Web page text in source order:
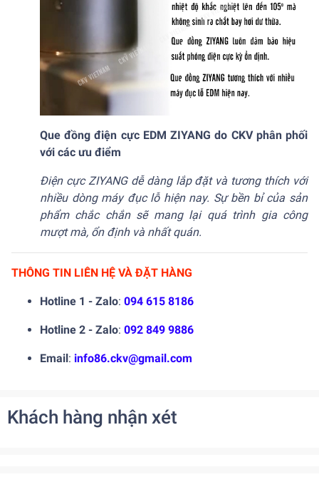
Que đồng điện cực EDM ZIYANG do CKV phân phối
với các ưu điểm
Điện cực ZIYANG dễ dàng lắp đặt và tương thích với
nhiều dòng máy đục lỗ hiện nay. Sự bền bỉ của sản
phẩm chắc chắn sẽ mang lại quá trình gia công
mượt mà, ổn định và nhất quán.
THÔNG TIN LIÊN HỆ VÀ ĐẶT HÀNG
Hotline 1 - Zalo: 094 615 8186
Hotline 2 - Zalo: 092 849 9886
Email : info86.ckv@gmail.com
Khách hàng nhận xét